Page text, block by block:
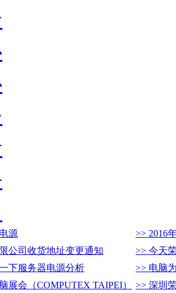
源
>> 2016
公司收货地址变更通知
>> 今天
下服务器电源分析
>> 电脑
展会（COMPUTEX TAIPEI）
>> 深圳